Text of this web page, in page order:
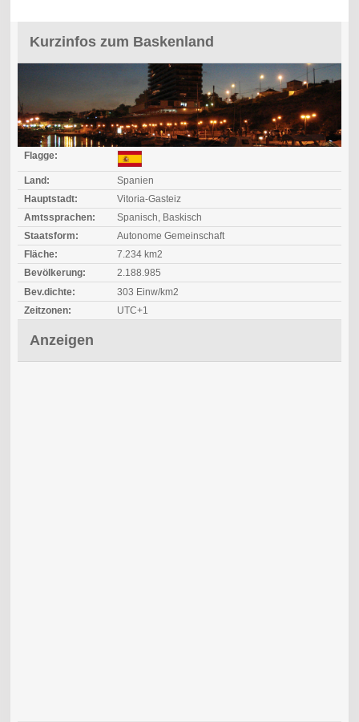
Kurzinfos zum Baskenland
Flagge:
Land:
Spanien
Hauptstadt:
Vitoria-Gasteiz
Amtssprachen:
Spanisch, Baskisch
Staatsform:
Autonome Gemeinschaft
Fläche:
7.234 km2
Bevölkerung:
2.188.985
Bev.dichte:
303 Einw/km2
Zeitzonen:
UTC+1
Anzeigen